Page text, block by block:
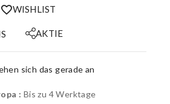
WISHLIST
AKTIE
sich das gerade an
: Bis zu 4 Werktage